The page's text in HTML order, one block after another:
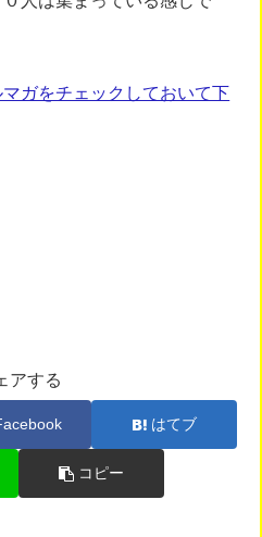
ガをチェックしておいて下
アする
はてブ
コピー